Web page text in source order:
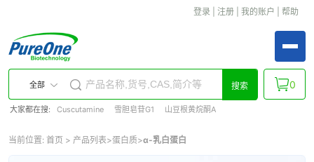
登录 注册 我的账户 帮助
全部 搜索
大家都在搜: Cuscutamine 雪胆皂苷G1 山豆根黄烷酮A
0
当前位置: 首页 > 产品列表>蛋白质>α-乳白蛋白